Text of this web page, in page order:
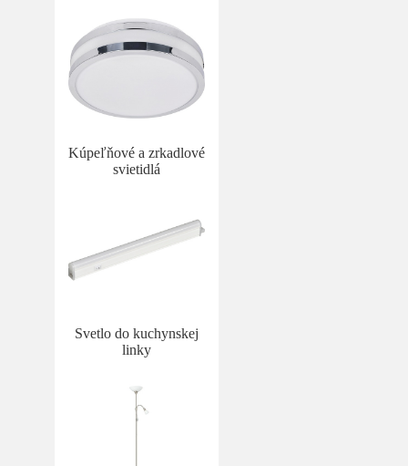
Kúpeľňové a zrkadlové
svietidlá
Svetlo do kuchynskej
linky